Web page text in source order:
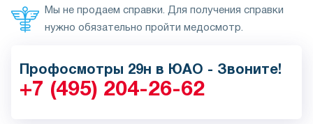
Мы не продаем справки. Для получения справки
нужно обязательно пройти медосмотр.
Профосмотры 29н в ЮАО - Звоните!
+7 (495) 204-26-62